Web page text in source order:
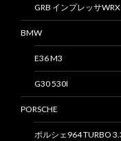
GRB インプレッサWRX
BMW
E36 M3
G30 530I
PORSCHE
ポルシェ964 TURBO